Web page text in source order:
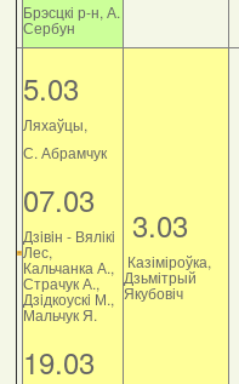
Брэсцкі р-н, А.
Сербун
5.03
Ляхаўцы,
С. Абрамчук
07.03
Дзiвiн - Вялiкi
Лес,
Кальчанка А.,
Страчук А.,
Дзiдкоускi М.,
Мальчук Я.
19.03
3.03
Казіміроўка,
Дзьмітрый
Якубовіч